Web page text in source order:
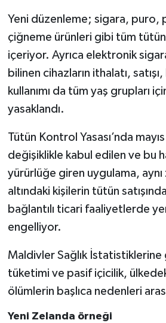
Yeni düzenleme; sigara, puro,
çiğneme ürünleri gibi tüm
içeriyor. Ayrıca elektronik
bilinen cihazların ithalatı,
kullanımı da tüm yaş grupları
yasaklandı.
Tütün Kontrol Yasası’nda
değişiklikle kabul edilen ve bu
yürürlüğe giren uygulama, aynı
altındaki kişilerin tütün
bağlantılı ticari faaliyetlerde yer
engelliyor.
Maldivler Sağlık
tüketimi ve pasif içicilik,
ölümlerin başlıca nedenleri
Yeni Zelanda örneği